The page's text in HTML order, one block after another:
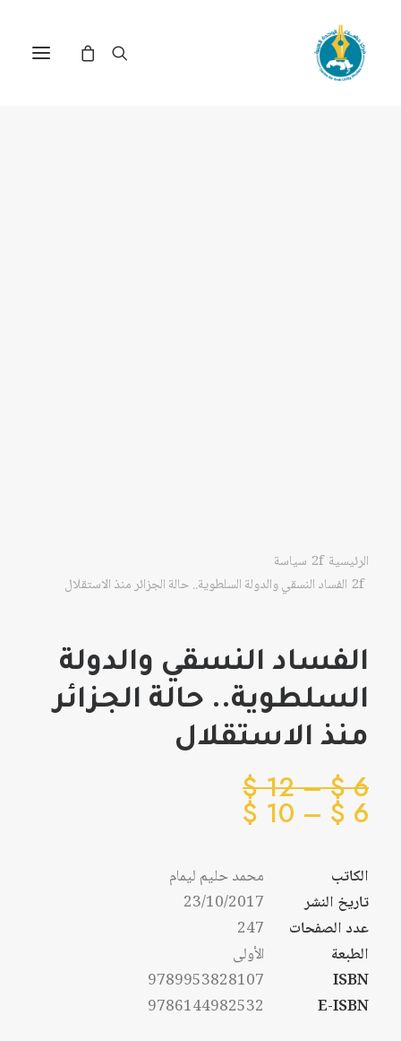
الرئيسية
سياسة
الفساد النسقي والدولة السلطوية.. حالة الجزائر منذ الاستقلال
الفساد النسقي والدولة
السلطوية.. حالة الجزائر
منذ الاستقلال
6
$
–
12
$نطاق
خلال
6
$
–
10
$
من
خلال
الكاتب
محمد حليم ليمام
تاريخ النشر
23/10/2017
عدد الصفحات
247
الطبعة
الأولى
ISBN
9789953828107
E-ISBN
9786144982532